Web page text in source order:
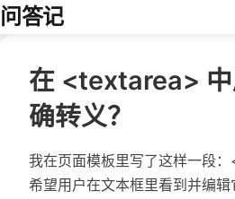
问答记
在 <textarea> 中
确转义？
我在页面模板里写了这样一段
希望用户在文本框里看到并编